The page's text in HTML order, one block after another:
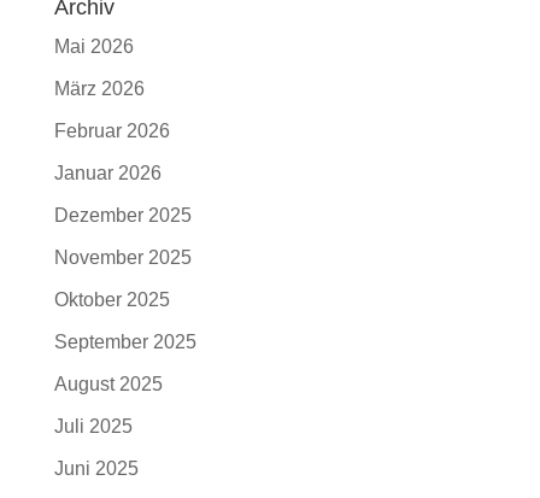
Archiv
Mai 2026
März 2026
Februar 2026
Januar 2026
Dezember 2025
November 2025
Oktober 2025
September 2025
August 2025
Juli 2025
Juni 2025